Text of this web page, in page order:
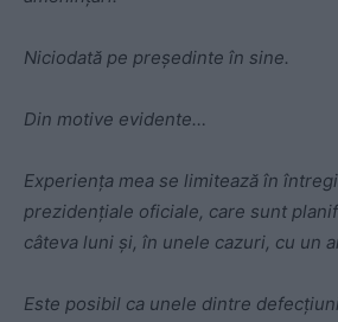
Niciodată pe președinte în sine.
Din motive evidente…
Experiența mea se limitează în
prezidențiale oficiale, care sunt
câteva luni și, în unele cazuri, cu un
Este posibil ca unele dintre